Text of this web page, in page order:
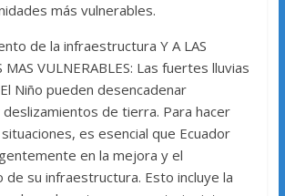
más vulnerables.
de la infraestructura Y A LAS
MAS VULNERABLES: Las fuertes lluvias
Niño pueden desencadenar
deslizamientos de tierra. Para hacer
es esencial que Ecuador
en la mejora y el
su infraestructura. Esto incluye la